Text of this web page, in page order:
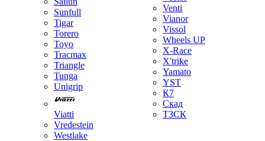
Sunfull
Tigar
Torero
Toyo
Tracmax
Triangle
Tunga
Unigrip
Viatti
Vredestein
Westlake
Venti
Vianor
Vissol
Wheels UP
X-Race
X'trike
Yamato
YST
К7
Скад
ТЗСК